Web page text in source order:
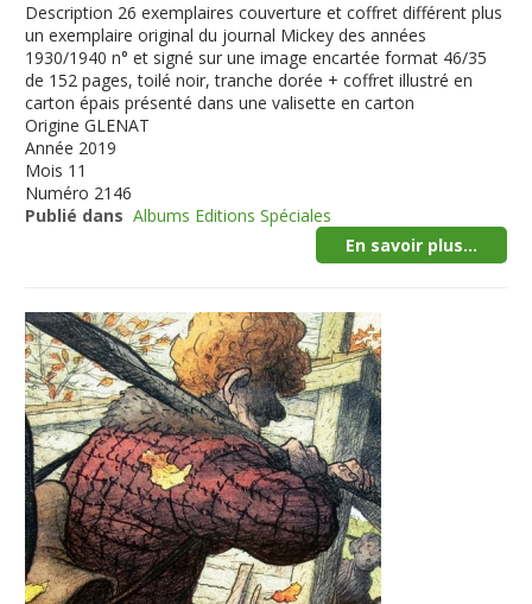
Description 26 exemplaires couverture et coffret différent plus
un exemplaire original du journal Mickey des années
1930/1940 n° et signé sur une image encartée format 46/35
de 152 pages, toilé noir, tranche dorée + coffret illustré en
carton épais présenté dans une valisette en carton
Origine GLENAT
Année 2019
Mois 11
Numéro 2146
Publié dans Albums Editions Spéciales
En savoir plus...